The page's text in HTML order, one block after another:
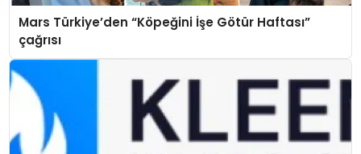
Mars Türkiye’den “Köpeğini İşe Götür Haftası”
çağrısı